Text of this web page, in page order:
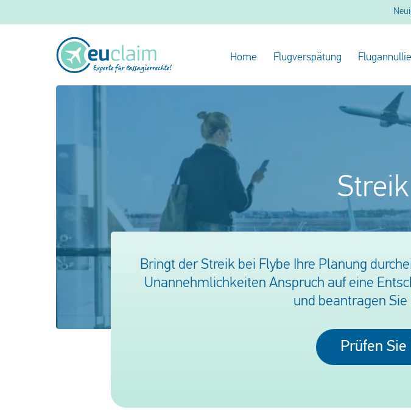
Home Flugverspätung
Bringt der Streik bei Flybe Ihre Planung
Unannehmlichkeiten Anspruch auf eine
und beantragen
Prüfen